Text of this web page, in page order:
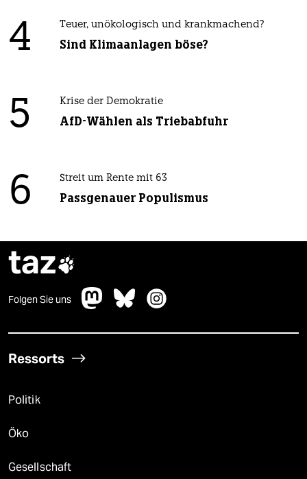
4 Teuer, unökologisch und krankmachend?
Sind Klimaanlagen böse?
5 Krise der Demokratie
AfD-Wählen als Triebabfuhr
6 Streit um Rente mit 63
Passgenauer Populismus
taz
Folgen Sie uns
Ressorts
Politik
Öko
Gesellschaft